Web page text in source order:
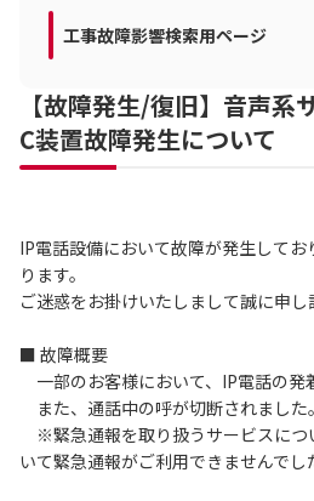
OCNのお客さまはこちら
オフィシャルサイト
工事故障影響検索用ページ
【故障発生/復旧】音声系
C装置故障発生について
IP電話設備において故障が発生して
ります。
ご迷惑をお掛けいたしまして誠に申し
■ 故障概要
一部のお客様において、IP電話の発
また、通話中の呼が切断されました。
※緊急通報を取り扱うサービスにつ
いて緊急通報がご利用できませんでし